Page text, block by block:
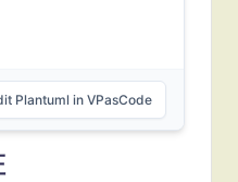
Plantuml in VPasCode